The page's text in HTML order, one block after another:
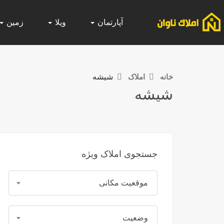
آپارتمان ویلا زمین
خانه املاک شیشه
شیشه
جستجوی املاک ویژه
موقعیت مکانی
وضعیت